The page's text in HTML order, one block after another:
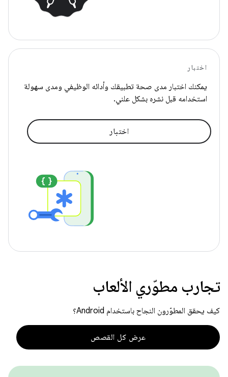
اختبار
يمكنك اختبار مدى صحة تطبيقك وأدائه الوظيفي ومدى سهولة
استخدامه قبل نشره بشكل علني.
اختبار
تجارب مطوّري الألعاب
كيف يحقق المطوّرون النجاح باستخدام Android؟
عرض كل القصص